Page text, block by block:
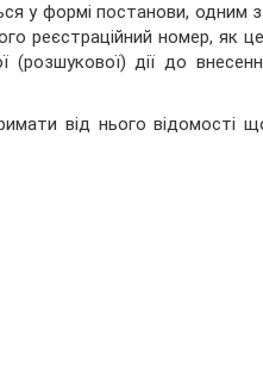
у формі постанови, одним
реєстраційний номер, як
дії до
від нього відомості